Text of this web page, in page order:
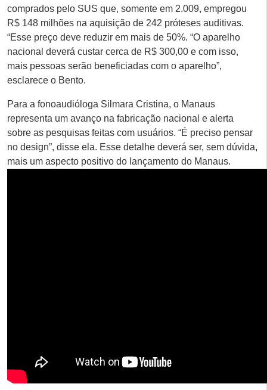
comprados pelo SUS que, somente em 2.009, empregou
R$ 148 milhões na aquisição de 242 próteses auditivas.
“Esse preço deve reduzir em mais de 50%. “O aparelho
nacional deverá custar cerca de R$ 300,00 e com isso,
mais pessoas serão beneficiadas com o aparelho”,
esclarece o Bento.
Para a fonoaudióloga Silmara Cristina, o Manaus
representa um avanço na fabricação nacional e alerta
sobre as pesquisas feitas com usuários. “É preciso pensar
no design”, disse ela. Esse detalhe deverá ser, sem dúvida,
mais um aspecto positivo do lançamento do Manaus.